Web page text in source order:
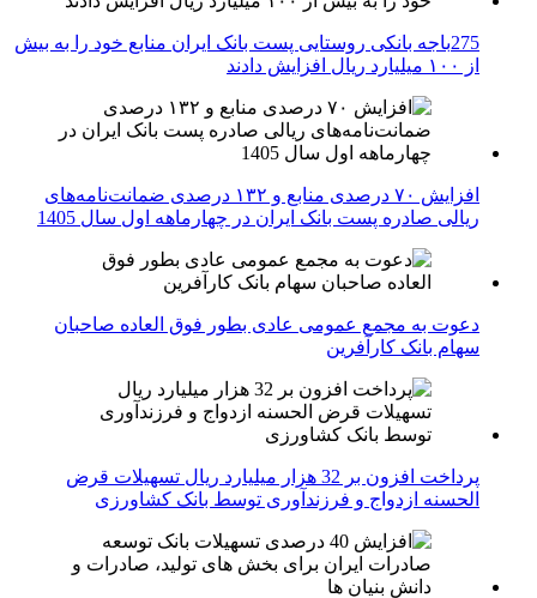
275باجه بانکی روستایی پست بانک ایران منابع خود را به بیش
از ۱۰۰ میلیارد ریال افزایش دادند
افزایش ۷۰ درصدی منابع و ۱۳۲ درصدی ضمانت‌نامه‌های
ریالی صادره پست بانک ایران در چهارماهه اول سال 1405
دعوت به مجمع عمومی عادی بطور فوق العاده صاحبان
سهام بانک کارآفرین
پرداخت افزون بر 32 هزار میلیارد ریال تسهیلات قرض
الحسنه ازدواج و فرزندآوری توسط بانک کشاورزی